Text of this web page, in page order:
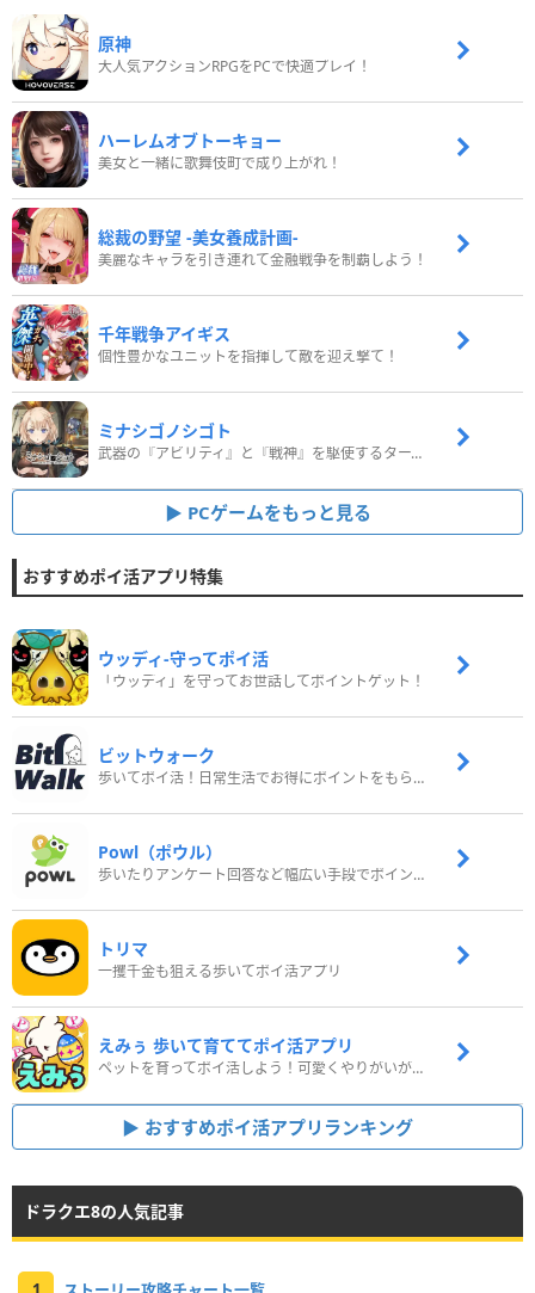
原神
大人気アクションRPGをPCで快適プレイ！
ハーレムオブトーキョー
美女と一緒に歌舞伎町で成り上がれ！
総裁の野望 -美女養成計画-
美麗なキャラを引き連れて金融戦争を制覇しよう！
千年戦争アイギス
個性豊かなユニットを指揮して敵を迎え撃て！
ミナシゴノシゴト
武器の『アビリティ』と『戦神』を駆使するターン制コマンドバトルRPG！
PCゲームをもっと見る
おすすめポイ活アプリ特集
ウッディ‐守ってポイ活
「ウッディ」を守ってお世話してポイントゲット！
ビットウォーク
歩いてポイ活！日常生活でお得にポイントをもらおう
Powl（ポウル）
歩いたりアンケート回答など幅広い手段でポイントをゲット
トリマ
一攫千金も狙える歩いてポイ活アプリ
えみぅ 歩いて育ててポイ活アプリ
ペットを育ってポイ活しよう！可愛くやりがいがある新感覚アプリ
おすすめポイ活アプリランキング
ドラクエ8の人気記事